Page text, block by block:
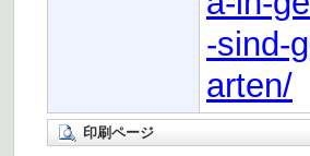
-sind-
arten/
印刷ページ